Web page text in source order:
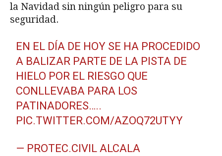
la Navidad sin ningún peligro para su
seguridad.
EN EL DÍA DE HOY SE HA PROCEDIDO
A BALIZAR PARTE DE LA PISTA DE
HIELO POR EL RIESGO QUE
CONLLEVABA PARA LOS
PATINADORES…..
PIC.TWITTER.COM/AZOQ72UTYY
— PROTEC.CIVIL ALCALA